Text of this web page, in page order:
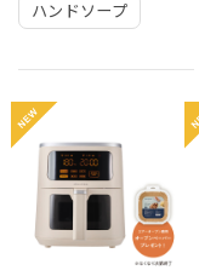
ハンドソープ